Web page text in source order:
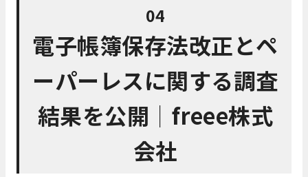
04
電子帳簿保存法改正とペ
ーパーレスに関する調査
結果を公開│freee株式
会社